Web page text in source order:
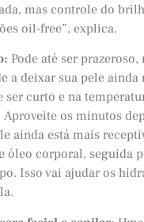
mas controle do
oil-free”, explica.
Pode até ser prazeroso,
a deixar sua pele ainda
ser curto e na
os minutos
ainda está mais
óleo corporal, seguida
Isso vai ajudar os